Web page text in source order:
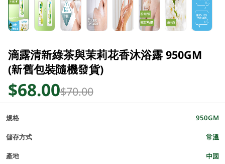
滴露清新綠茶與茉莉花香沐浴露 950GM
(新舊包裝隨機發貨)
$68.00$70.00
規格 950GM
儲存方式 常溫
產地 中國